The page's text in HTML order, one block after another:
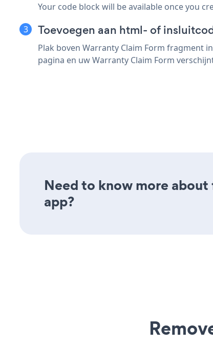
Your code block will be available once you
Toevoegen aan html- of
Plak boven Warranty Claim Form fragment
pagina en uw Warranty Claim Form
Need to know more
app?